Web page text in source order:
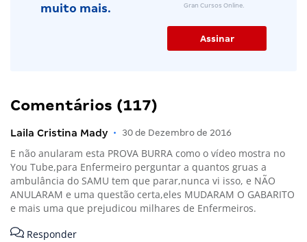
muito mais.
Gran Cursos Online.
Comentários (117)
Laila Cristina Mady • 30 de Dezembro de 2016
E não anularam esta PROVA BURRA como o vídeo mostra no
You Tube,para Enfermeiro perguntar a quantos gruas a
ambulância do SAMU tem que parar,nunca vi isso, e NÃO
ANULARAM e uma questão certa,eles MUDARAM O GABARITO
e mais uma que prejudicou milhares de Enfermeiros.
Responder